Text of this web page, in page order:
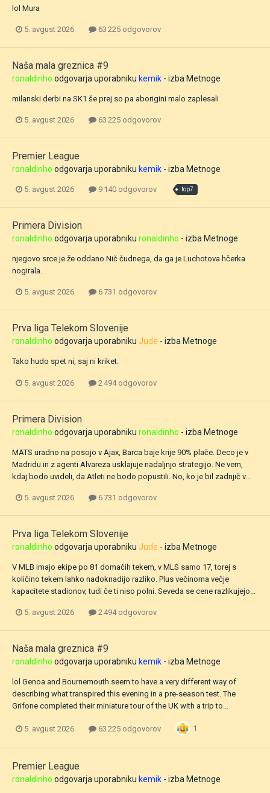
lol Mura
5. avgust 2026 63 225 odgovorov
Naša mala greznica #9
ronaldinho odgovarja uporabniku kemik - izba Metnoge
milanski derbi na SK1 še prej so pa aborigini malo zaplesali
5. avgust 2026 63 225 odgovorov
Premier League
ronaldinho odgovarja uporabniku kemik - izba Metnoge
5. avgust 2026 9 140 odgovorov top7
Primera Division
ronaldinho odgovarja uporabniku ronaldinho - izba Metnoge
njegovo srce je že oddano Nič čudnega, da ga je Luchotova hčerka
nogirala.
5. avgust 2026 6 731 odgovorov
Prva liga Telekom Slovenije
ronaldinho odgovarja uporabniku Jude - izba Metnoge
Tako hudo spet ni, saj ni kriket.
5. avgust 2026 2 494 odgovorov
Primera Division
ronaldinho odgovarja uporabniku ronaldinho - izba Metnoge
MATS uradno na posojo v Ajax, Barca baje krije 90% plače. Deco je v
Madridu in z agenti Alvareza usklajuje nadaljnjo strategijo. Ne vem,
kdaj bodo uvideli, da Atleti ne bodo popustili. No, ko je bil zadnjič v...
5. avgust 2026 6 731 odgovorov
Prva liga Telekom Slovenije
ronaldinho odgovarja uporabniku Jude - izba Metnoge
V MLB imajo ekipe po 81 domačih tekem, v MLS samo 17, torej s
količino tekem lahko nadoknadijo razliko. Plus večinoma večje
kapacitete stadionov, tudi če ti niso polni. Seveda se cene razlikujejo...
5. avgust 2026 2 494 odgovorov
Naša mala greznica #9
ronaldinho odgovarja uporabniku kemik - izba Metnoge
lol Genoa and Bournemouth seem to have a very different way of
describing what transpired this evening in a pre-season test. The
Grifone completed their miniature tour of the UK with a trip to...
5. avgust 2026 63 225 odgovorov 1
Premier League
ronaldinho odgovarja uporabniku kemik - izba Metnoge